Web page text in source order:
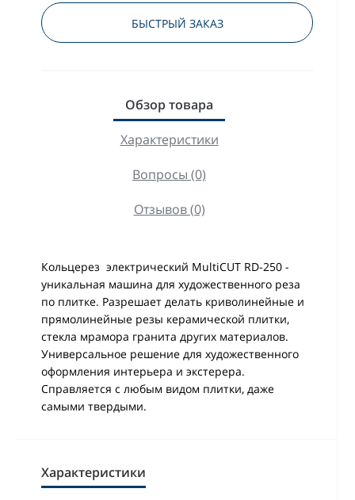
БЫСТРЫЙ ЗАКАЗ
Обзор товара
Характеристики
Вопросы (0)
Отзывов (0)
Кольцерез электрический MultiCUT RD-250 -
уникальная машина для художественного реза
по плитке. Разрешает делать криволинейные и
прямолинейные резы керамической плитки,
стекла мрамора гранита других материалов.
Универсальное решение для художественного
оформления интерьера и экстерера.
Справляется с любым видом плитки, даже
самыми твердыми.
Характеристики